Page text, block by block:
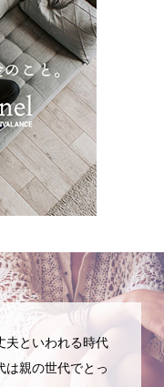
夫といわれる時代
は親の世代でとっ